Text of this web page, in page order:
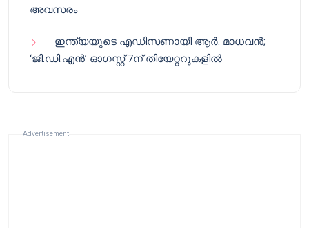
അവസരം
ഇന്ത്യയുടെ എഡിസണായി ആർ. മാധവൻ;
‘ജി.ഡി.എൻ’ ഓഗസ്റ്റ് 7ന് തിയേറ്ററുകളിൽ
Advertisement